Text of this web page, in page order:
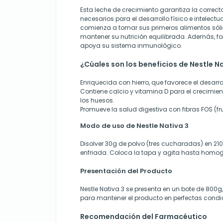
Esta leche de crecimiento garantiza la
necesarios para el desarrollo físico e
comienza a tomar sus primeros alimentos
mantener su nutrición equilibrada. Además,
apoya su sistema inmunológico.
¿Cúales son los beneficios de Nestle
Enriquecida con hierro, que favorece el
Contiene calcio y vitamina D para el
los huesos.
Promueve la salud digestiva con fibras FOS
Modo de uso de Nestle Nativa 3
Disolver 30g de polvo (tres cucharadas) en
enfriada. Coloca la tapa y agita hasta
Presentación del Producto
Nestle Nativa 3 se presenta en un bote de
para mantener el producto en perfectas
Recomendación del Farmacéutico